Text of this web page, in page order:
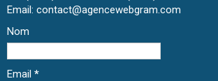
Email: contact@agencewebgram.com
Nom
Email *